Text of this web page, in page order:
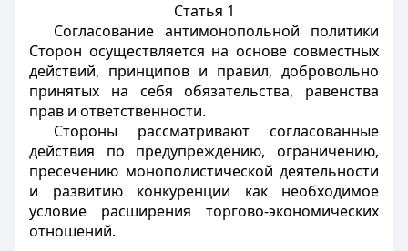
Статья 1
Согласование антимонопольной политики
Сторон осуществляется на основе совместных
действий, принципов и правил, добровольно
принятых на себя обязательства, равенства
прав и ответственности.
Стороны рассматривают согласованные
действия по предупреждению, ограничению,
пресечению монополистической деятельности
и развитию конкуренции как необходимое
условие расширения торгово-экономических
отношений.